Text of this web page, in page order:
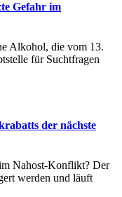
Gefahr im
Alkohol, die vom 13.
für Suchtfragen
der nächste
Nahost-Konflikt? Der
werden und läuft